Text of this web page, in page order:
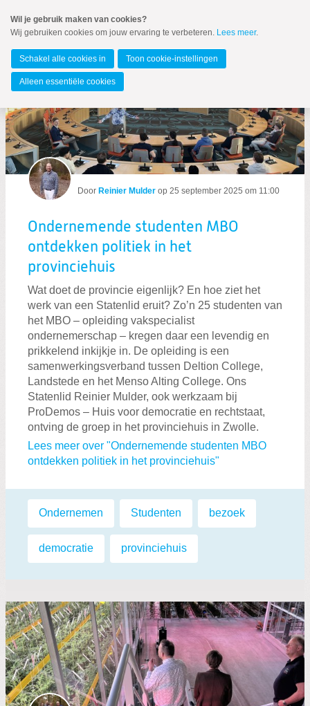
naar
Spring
de
inhoud
Spring
naar
hoofdmenu
Overijssel
MENU
Zoeken:
Zoeken
Door Reinier Mulder op 25 september 2025 om 11:00
Ondernemende studenten MBO
ontdekken politiek in het
provinciehuis
Wat doet de provincie eigenlijk? En hoe ziet het
werk van een Statenlid eruit? Zo’n 25 studenten van
het MBO – opleiding vakspecialist
ondernemerschap – kregen daar een levendig en
prikkelend inkijkje in. De opleiding is een
samenwerkingsverband tussen Deltion College,
Landstede en het Menso Alting College. Ons
Statenlid Reinier Mulder, ook werkzaam bij
ProDemos – Huis voor democratie en rechtstaat,
ontving de groep in het provinciehuis in Zwolle.
Lees meer over "Ondernemende studenten MBO
ontdekken politiek in het provinciehuis"
Labels:
Ondernemen Studenten bezoek
democratie provinciehuis
Wil je gebruik maken van cookies?
Wij gebruiken cookies om jouw ervaring te verbeteren. Lees meer.
Schakel alle cookies in Toon cookie-instellingen
Alleen essentiële cookies